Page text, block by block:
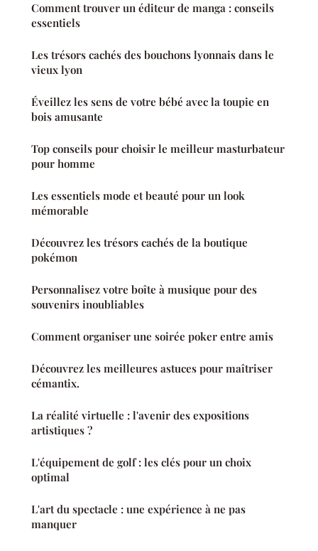
Comment trouver un éditeur de manga : conseils
essentiels
Les trésors cachés des bouchons lyonnais dans le
vieux lyon
Éveillez les sens de votre bébé avec la toupie en
bois amusante
Top conseils pour choisir le meilleur masturbateur
pour homme
Les essentiels mode et beauté pour un look
mémorable
Découvrez les trésors cachés de la boutique
pokémon
Personnalisez votre boîte à musique pour des
souvenirs inoubliables
Comment organiser une soirée poker entre amis
Découvrez les meilleures astuces pour maîtriser
cémantix.
La réalité virtuelle : l'avenir des expositions
artistiques ?
L'équipement de golf : les clés pour un choix
optimal
L'art du spectacle : une expérience à ne pas
manquer